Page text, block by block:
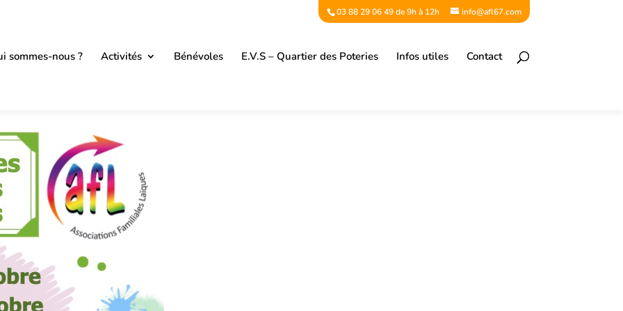
03 88 29 06 49 de 9h à 12h info@afl67.com
sommes-nous ? Activités Bénévoles E.V.S – Quartier des Poteries Infos utiles Contact